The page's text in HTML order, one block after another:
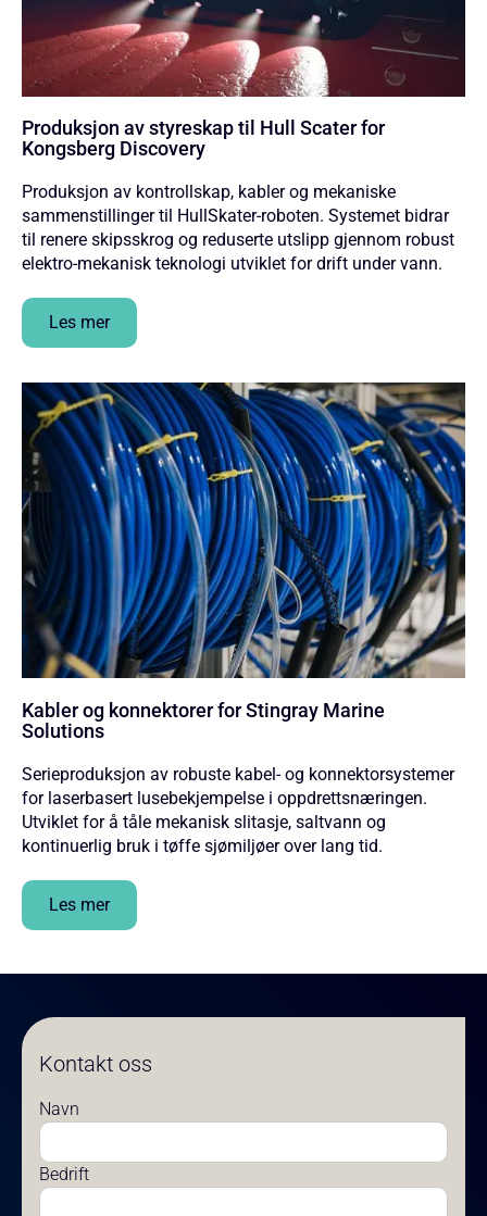
Produksjon av styreskap til Hull Scater for
Kongsberg Discovery
Produksjon av kontrollskap, kabler og mekaniske
sammenstillinger til HullSkater-roboten. Systemet bidrar
til renere skipsskrog og reduserte utslipp gjennom robust
elektro-mekanisk teknologi utviklet for drift under vann.
Les mer
Kabler og konnektorer for Stingray Marine
Solutions
Serieproduksjon av robuste kabel- og konnektorsystemer
for laserbasert lusebekjempelse i oppdrettsnæringen.
Utviklet for å tåle mekanisk slitasje, saltvann og
kontinuerlig bruk i tøffe sjømiljøer over lang tid.
Les mer
Kontakt oss
Navn
Bedrift